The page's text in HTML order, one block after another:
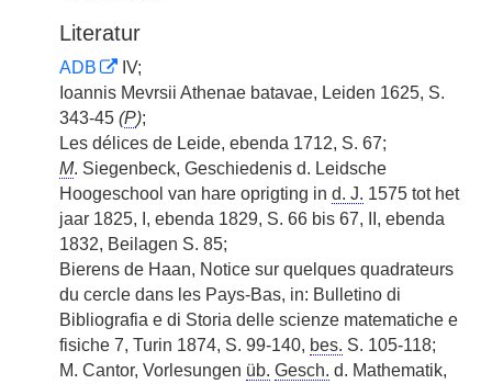
Literatur
ADB
IV;
Ioannis Mevrsii Athenae batavae, Leiden 1625, S.
343-45 (P);
Les délices de Leide, ebenda 1712, S. 67;
M. Siegenbeck, Geschiedenis d. Leidsche
Hoogeschool van hare oprigting in d. J. 1575 tot het
jaar 1825, I, ebenda 1829, S. 66 bis 67, II, ebenda
1832, Beilagen S. 85;
Bierens de Haan, Notice sur quelques quadrateurs
du cercle dans les Pays-Bas, in: Bulletino di
Bibliografia e di Storia delle scienze matematiche e
fisiche 7, Turin 1874, S. 99-140, bes. S. 105-118;
M. Cantor, Vorlesungen üb. Gesch. d. Mathematik,